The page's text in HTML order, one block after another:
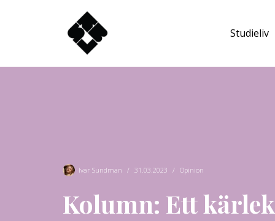
innehåll
Studieliv
Ivar Sundman 31.03.2023 Opinion
Kolumn: Ett